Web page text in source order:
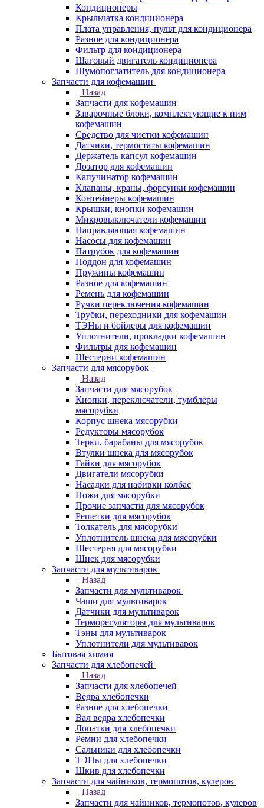
Кондиционеры
Крыльчатка кондиционера
Плата управления, пульт для кондиционера
Разное для кондиционера
Фильтр для кондиционера
Шаговый двигатель кондиционера
Шумопоглатитель для кондиционера
Запчасти для кофемашин
Назад
Запчасти для кофемашин
Заварочные блоки, комплектующие к ним
кофемашин
Средство для чистки кофемашин
Датчики, термостаты кофемашин
Держатель капсул кофемашин
Дозатор для кофемашин
Капучинатор кофемашин
Клапаны, краны, форсунки кофемашин
Контейнеры кофемашин
Крышки, кнопки кофемашин
Микровыключатели кофемашин
Направляющая кофемашин
Насосы для кофемашин
Патрубок для кофемашин
Поддон для кофемашин
Пружины кофемашин
Разное для кофемашин
Ремень для кофемашин
Ручки переключения кофемашин
Трубки, переходники для кофемашин
ТЭНы и бойлеры для кофемашин
Уплотнители, прокладки кофемашин
Фильтры для кофемашин
Шестерни кофемашин
Запчасти для мясорубок
Назад
Запчасти для мясорубок
Кнопки, переключатели, тумблеры
мясорубки
Корпус шнека мясорубки
Редукторы мясорубок
Терки, барабаны для мясорубок
Втулки шнека для мясорубок
Гайки для мясорубок
Двигатели мясорубки
Насадки для набивки колбас
Ножи для мясорубки
Прочие запчасти для мясорубок
Решетки для мясорубок
Толкатель для мясорубки
Уплотнитель шнека для мясорубки
Шестерня для мясорубки
Шнек для мясорубки
Запчасти для мультиварок
Назад
Запчасти для мультиварок
Чаши для мультиварок
Датчики для мультиварок
Терморегуляторы для мультиварок
Тэны для мультиварок
Уплотнители для мультиварок
Бытовая химия
Запчасти для хлебопечей
Назад
Запчасти для хлебопечей
Ведра хлебопечки
Разное для хлебопечки
Вал ведра хлебопечки
Лопатки для хлебопечки
Ремни для хлебопечки
Сальники для хлебопечки
ТЭНы для хлебопечки
Шкив для хлебопечки
Запчасти для чайников, термопотов, кулеров
Назад
Запчасти для чайников, термопотов, кулеров